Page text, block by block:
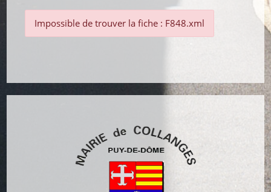
Impossible de trouver la fiche : F848.xml